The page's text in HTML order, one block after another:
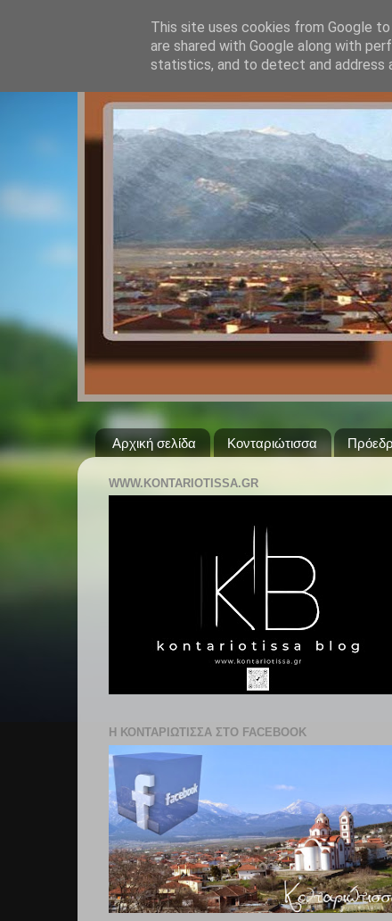
Αρχική σελίδα Κονταριώτισσα
WWW.KONTARIOTISSA.GR
Η ΚΟΝΤΑΡΙΩΤΙΣΣΑ ΣΤΟ FACEBOOK
This site uses cookies from Google
are shared with Google along with
statistics, and to detect and address